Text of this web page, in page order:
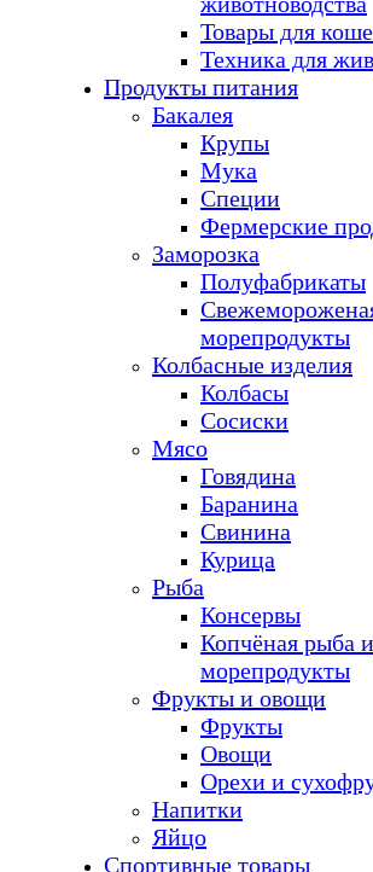
Товары для
Техника для
Продукты питания
Бакалея
Крупы
Мука
Специи
Фермерские
Заморозка
Полуфабрикаты
морепродукты
Колбасные изделия
Колбасы
Сосиски
Мясо
Говядина
Баранина
Свинина
Курица
Рыба
Консервы
Копчёная рыба и
морепродукты
Фрукты и овощи
Фрукты
Овощи
Орехи и
Напитки
Яйцо
Спортивные товары